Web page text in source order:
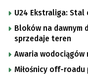
U24 Ekstraliga: Stal
Bloków na dawnym
sprzedaje teren
Awaria wodociągów
Miłośnicy off-roadu